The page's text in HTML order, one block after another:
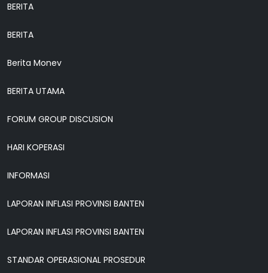
BERITA
BERITA
Berita Monev
BERITA UTAMA
FORUM GROUP DISCUSION
HARI KOPERASI
INFORMASI
LAPORAN INFLASI PROVINSI BANTEN
LAPORAN INFLASI PROVINSI BANTEN
STANDAR OPERASIONAL PROSEDUR